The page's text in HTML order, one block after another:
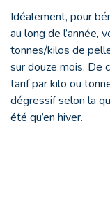
Idéalement, pour
au long de l’année,
tonnes/kilos de
sur douze mois. De
tarif par kilo ou
dégressif selon la
été qu’en hiver.